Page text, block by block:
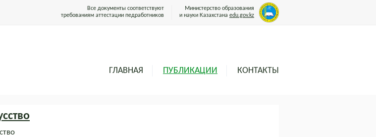
Все документы соответствуют
требованиям аттестации педработников
Министерство образования
и науки Казахстана edu.gov.kz
ГЛАВНАЯ ПУБЛИКАЦИИ КОНТАКТЫ